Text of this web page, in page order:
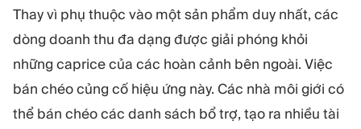
Thay vì phụ thuộc vào một sản phẩm duy nhất, các
dòng doanh thu đa dạng được giải phóng khỏi
những caprice của các hoàn cảnh bên ngoài. Việc
bán chéo củng cố hiệu ứng này. Các nhà môi giới có
thể bán chéo các danh sách bổ trợ, tạo ra nhiều tài